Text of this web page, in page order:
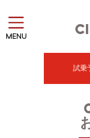
MENU
試乗